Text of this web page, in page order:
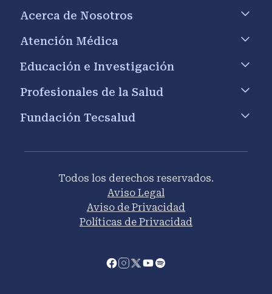
Acerca de Nosotros
Atención Médica
Educación e Investigación
Profesionales de la Salud
Fundación Tecsalud
Todos los derechos reservados.
Aviso Legal
Aviso de Privacidad
Políticas de Privacidad